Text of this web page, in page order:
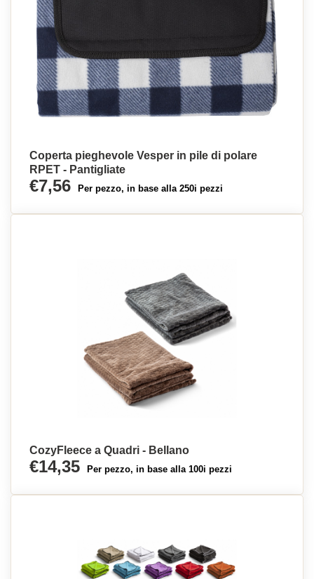
Coperta pieghevole Vesper in pile di polare
RPET - Pantigliate
€7,56 Per pezzo, in base alla 250i pezzi
CozyFleece a Quadri - Bellano
€14,35 Per pezzo, in base alla 100i pezzi